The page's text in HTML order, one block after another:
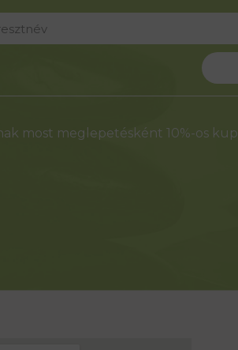
most meglepetésként 10%-os